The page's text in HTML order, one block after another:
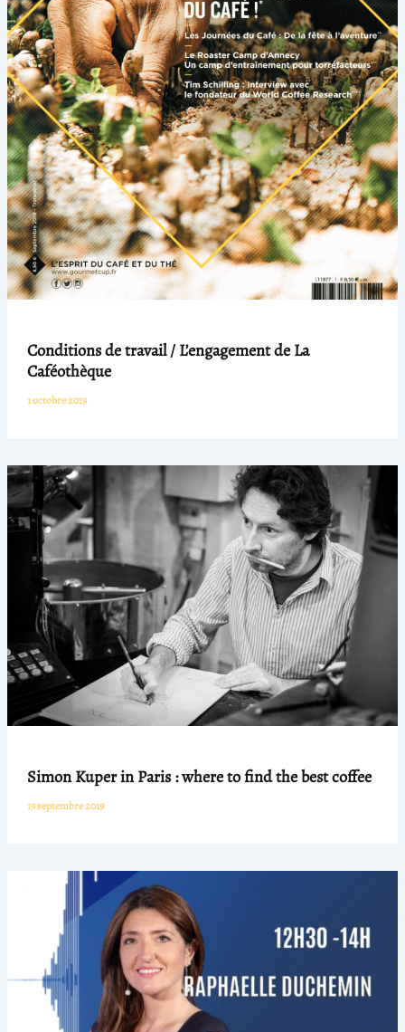
Conditions de travail / L’engagement de La
Caféothèque
1 octobre 2019
Simon Kuper in Paris : where to find the best coffee
19 septembre 2019